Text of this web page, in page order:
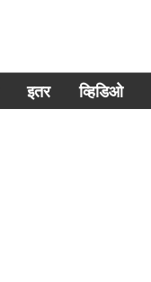
इतर व्हिडिओ